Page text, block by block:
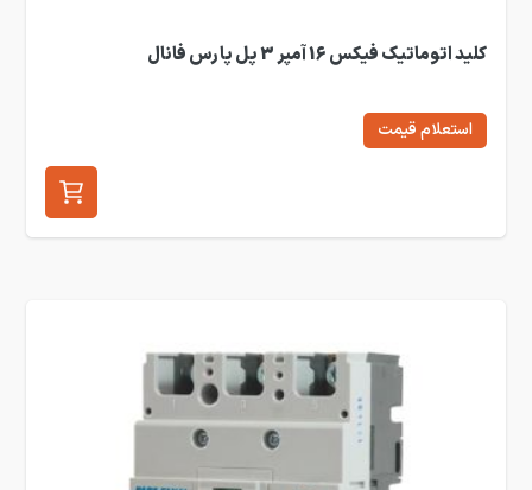
کلید اتوماتیک فیکس 16 آمپر 3 پل پارس فانال
استعلام قیمت